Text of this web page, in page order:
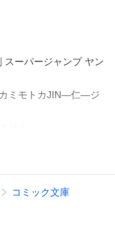
スーパージャンプ ヤン
ミモトカJIN―仁―ジ
毒の歌舞伎役者・吉
士・陣幕も土俵へ返
易にする粉末化に挑
コミック文庫